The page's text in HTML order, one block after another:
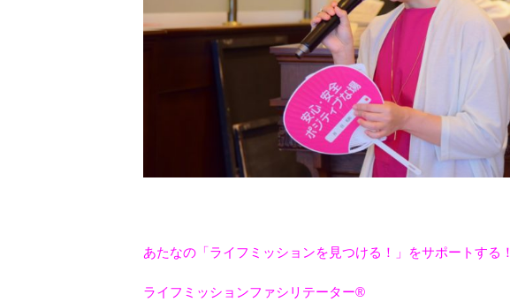
あたなの「ライフミッションを見つける！」をサポートする！
ライフミッションファシリテーター®